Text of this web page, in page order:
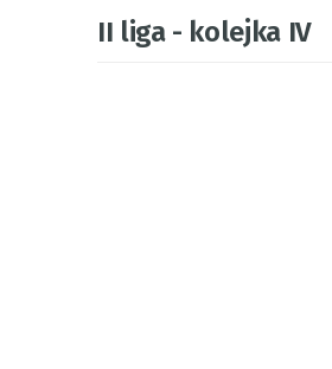
II liga - kolejka IV